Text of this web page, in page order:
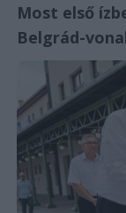
Most első
Belgrád-